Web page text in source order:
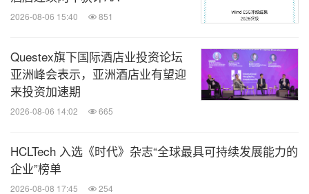
2026-08-06 15:40 851
Questex旗下国际酒店业投资论坛
亚洲峰会表示，亚洲酒店业有望迎
来投资加速期
2026-08-06 14:02 665
HCLTech 入选《时代》杂志“全球最具可持续发展能力的
企业”榜单
2026-08-08 17:45 254